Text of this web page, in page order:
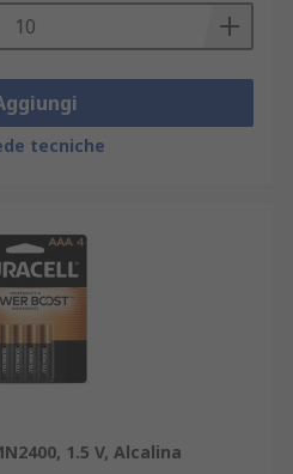
tecniche
1.5 V, Alcalina